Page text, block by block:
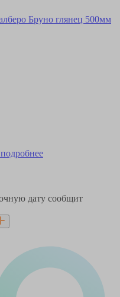
дату сообщит